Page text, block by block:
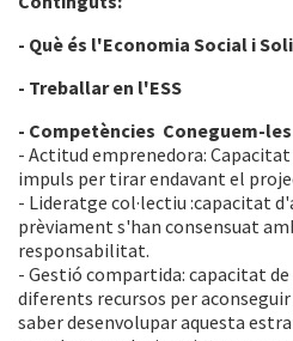
- Què és l'Economia Social i
- Treballar en l'ESS
- Competències Coneguem-
- Actitud emprenedora:
impuls per tirar endavant el
- Lideratge col·lectiu :capacitat
prèviament s'han consensuat
responsabilitat.
- Gestió compartida: capacitat
diferents recursos per
saber desenvolupar aquesta